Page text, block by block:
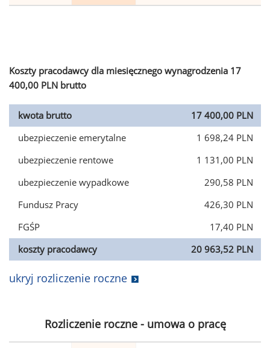
Koszty pracodawcy dla miesięcznego wynagrodzenia 17
400,00 PLN brutto
kwota brutto
17 400,00 PLN
ubezpieczenie emerytalne
1 698,24 PLN
ubezpieczenie rentowe
1 131,00 PLN
ubezpieczenie wypadkowe
290,58 PLN
Fundusz Pracy
426,30 PLN
FGŚP
17,40 PLN
koszty pracodawcy
20 963,52 PLN
ukryj rozliczenie roczne
Rozliczenie roczne - umowa o pracę